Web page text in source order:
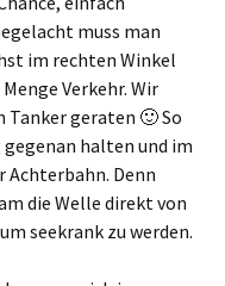
muss man
im rechten Winkel
Verkehr. Wir
geraten 🙂 So
halten und im
Achterbahn. Denn
die Welle direkt von
seekrank zu werden.